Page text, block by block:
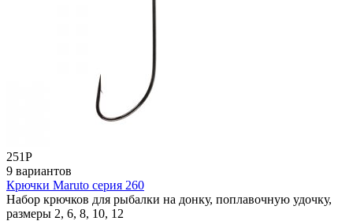
251Р
9 вариантов
Крючки Maruto серия 260
Набор крючков для рыбалки на донку, поплавочную удочку,
размеры 2, 6, 8, 10, 12